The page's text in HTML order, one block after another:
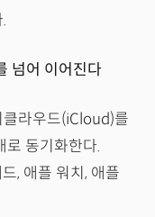
넘어 이어진다
라우드(iCloud)를
로 동기화한다.
, 애플 워치, 애플